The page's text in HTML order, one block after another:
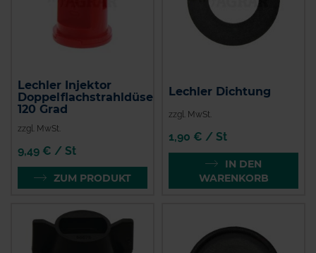
Lechler Injektor
Doppelflachstrahldüse
120 Grad
zzgl. MwSt.
9,49 € / St
ZUM PRODUKT
Lechler Dichtung
zzgl. MwSt.
1,90 € / St
IN DEN
WARENKORB